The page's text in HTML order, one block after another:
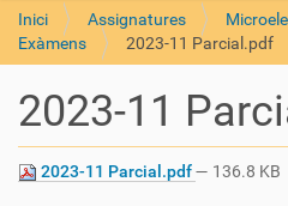
Inici Assignatures
Exàmens
2023-11 Parcial.pdf
2023-11
2023-11 Parcial.pdf— 136.8 KB